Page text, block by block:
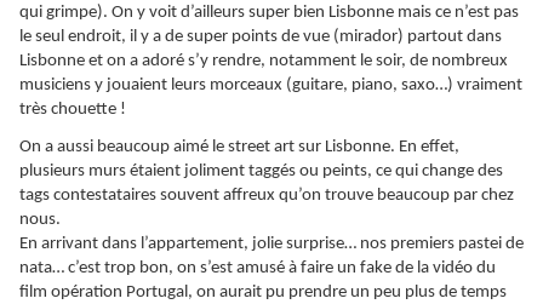
qui grimpe). On y voit d’ailleurs super bien Lisbonne mais ce n’est pas
le seul endroit, il y a de super points de vue (mirador) partout dans
Lisbonne et on a adoré s’y rendre, notamment le soir, de nombreux
musiciens y jouaient leurs morceaux (guitare, piano, saxo…) vraiment
très chouette !
On a aussi beaucoup aimé le street art sur Lisbonne. En effet,
plusieurs murs étaient joliment taggés ou peints, ce qui change des
tags contestataires souvent affreux qu’on trouve beaucoup par chez
nous.
En arrivant dans l’appartement, jolie surprise… nos premiers pastei de
nata… c’est trop bon, on s’est amusé à faire un fake de la vidéo du
film opération Portugal, on aurait pu prendre un peu plus de temps